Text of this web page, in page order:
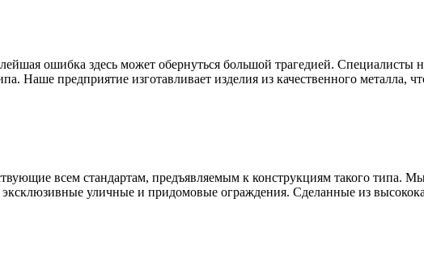
ошибка здесь может обернуться большой трагедией.
Наше предприятие изготавливает изделия из качественного металла,
всем стандартам, предъявляемым к конструкциям такого типа.
уличные и придомовые ограждения. Сделанные из